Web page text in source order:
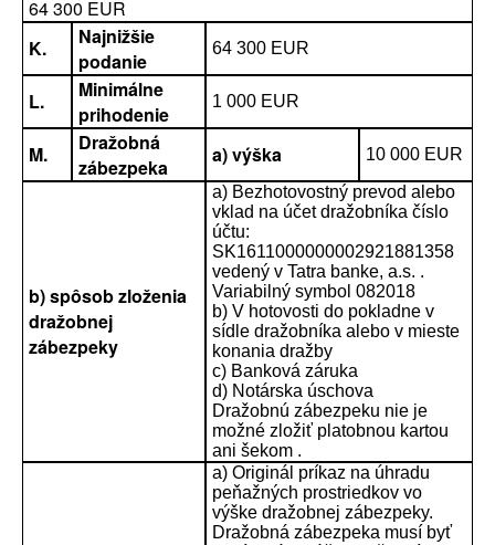
64 300 EUR
K.
Najnižšie
podanie
64 300 EUR
L.
Minimálne
prihodenie
1 000 EUR
M.
Dražobná
zábezpeka
a) výška 10 000 EUR
b) spôsob zloženia
dražobnej
zábezpeky
a) Bezhotovostný prevod alebo
vklad na účet dražobníka číslo
účtu:
SK1611000000002921881358
vedený v Tatra banke, a.s. .
Variabilný symbol 082018
b) V hotovosti do pokladne v
sídle dražobníka alebo v mieste
konania dražby
c) Banková záruka
d) Notárska úschova
Dražobnú zábezpeku nie je
možné zložiť platobnou kartou
ani šekom .
a) Originál príkaz na úhradu
peňažných prostriedkov vo
výške dražobnej zábezpeky.
Dražobná zábezpeka musí byť